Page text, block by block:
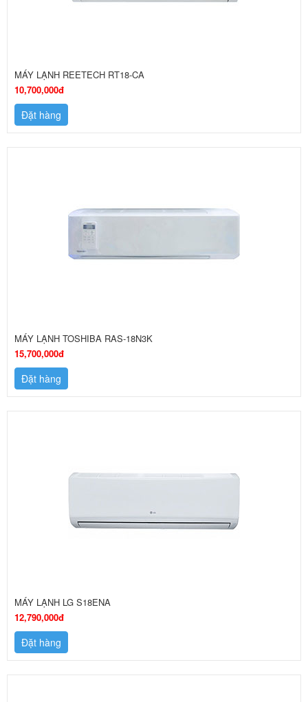
MÁY LẠNH REETECH RT18-CA
10,700,000đ
Đặt hàng
MÁY LẠNH TOSHIBA RAS-18N3K
15,700,000đ
Đặt hàng
MÁY LẠNH LG S18ENA
12,790,000đ
Đặt hàng